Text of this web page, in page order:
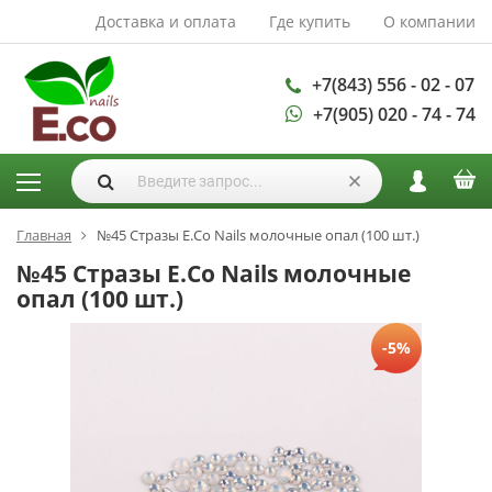
Доставка и оплата Где купить О компании
+7(843) 556 - 02 - 07
+7(905) 020 - 74 - 74
АКСЕССУАРЫ И
РАСХОДНЫЕ
МАТЕРИАЛЫ
Аксессуары
Запасные
лампы
Кисти
Одноразовая
продукция
Пилки
Дизайн ногтей
Главная №45 Стразы E.Co Nails молочные опал (100 шт.)
№45 Стразы E.Co Nails молочные
опал (100 шт.)
-5%